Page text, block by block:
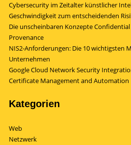
Cybersecurity im Zeitalter künstlicher
Geschwindigkeit zum entscheidenden
Die unscheinbaren Konzepte
Provenance
NIS2-Anforderungen: Die 10 wichtigsten
Unternehmen
Google Cloud Network Security
Certificate Management and Automation
Kategorien
Web
Netzwerk